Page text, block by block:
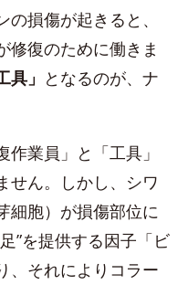
損傷が起きると、
修復のために働きま
具」 となるのが、ナ
業員」と「工具」
せん。しかし、シワ
細胞）が損傷部位に
”を提供する因子「ビ
、それによりコラー